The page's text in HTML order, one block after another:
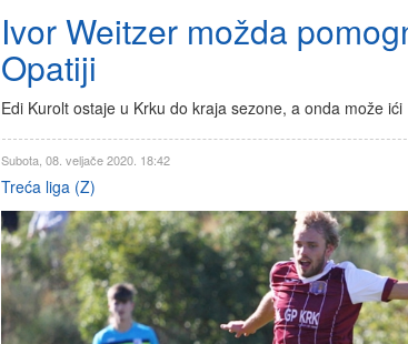
Ivor Weitzer možda
Opatiji
Edi Kurolt ostaje u Krku do kraja sezone, a onda može ići
Subota, 08. veljače 2020. 18:42
Treća liga (Z)